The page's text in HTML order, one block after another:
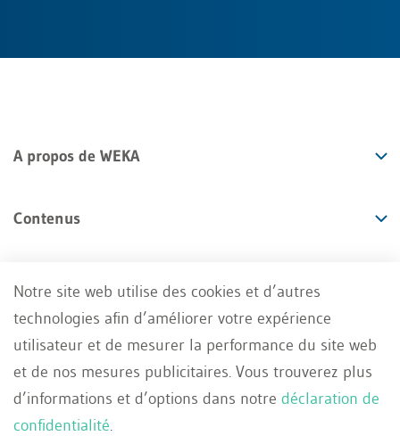
A propos de WEKA
Contenus
Offres
Services
Notre site web utilise des cookies et d’autres
technologies afin d’améliorer votre expérience
utilisateur et de mesurer la performance du site web
et de nos mesures publicitaires. Vous trouverez plus
d’informations et d’options dans notre déclaration de
confidentialité.